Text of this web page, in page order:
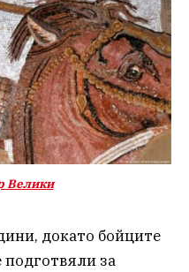
Велики
докато бойците
за